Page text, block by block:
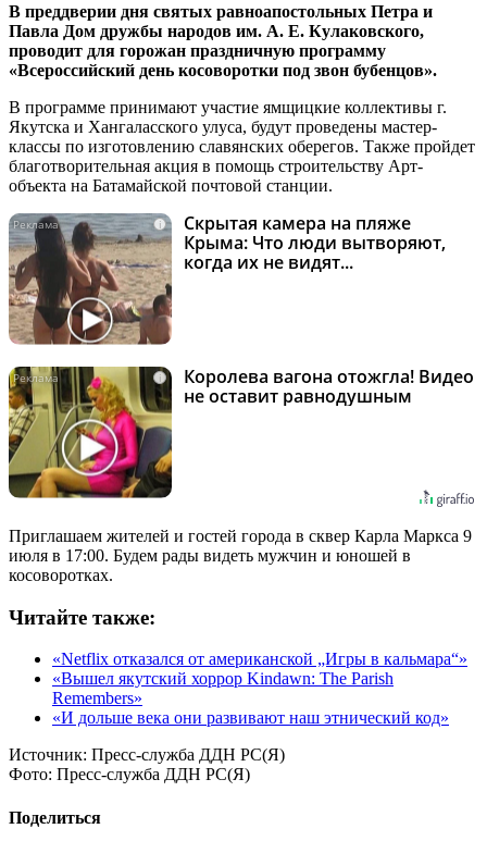
В преддверии дня святых равноапостольных Петра и
Павла Дом дружбы народов им. А. Е. Кулаковского,
проводит для горожан праздничную программу
«Всероссийский день косоворотки под звон бубенцов».
В программе принимают участие ямщицкие коллективы г.
Якутска и Хангаласского улуса, будут проведены мастер-
классы по изготовлению славянских оберегов. Также пройдет
благотворительная акция в помощь строительству Арт-
объекта на Батамайской почтовой станции.
i
Скрытая камера на пляже
Крыма: Что люди вытворяют,
когда их не видят...
i
Королева вагона отожгла! Видео
не оставит равнодушным
Приглашаем жителей и гостей города в сквер Карла Маркса 9
июля в 17:00. Будем рады видеть мужчин и юношей в
косоворотках.
Читайте также:
«Netflix отказался от американской „Игры в кальмара“»
«Вышел якутский хоррор Kindawn: The Parish
Remembers»
«И дольше века они развивают наш этнический код»
Источник: Пресс-служба ДДН РС(Я)
Фото: Пресс-служба ДДН РС(Я)
Поделиться